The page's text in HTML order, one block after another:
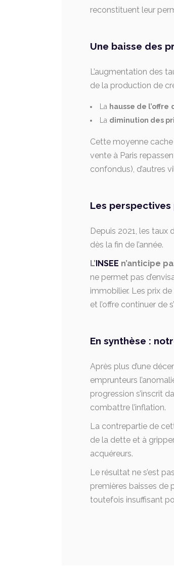
reconstituent leur
Une baisse des
L’augmentation des
de la production de
La hausse de l’offre
La diminution des
Cette moyenne
vente à Paris
confondus), d’autres
Les
Depuis 2021, les taux
dès la fin de l’année.
L’INSEE n’anticipe
ne permet pas
immobilier. Les prix
et l’offre continuer de
En synthèse :
Après plus d’une
emprunteurs
progression s’inscrit
combattre l’inflation.
La contrepartie de
de la dette et à
acquéreurs.
Le résultat ne s’est
premières baisses de
toutefois insuffisant